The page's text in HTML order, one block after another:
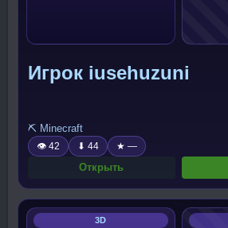
Игрок iusehuzuni
⛏️ Minecraft
👁 42 ⬇ 44 ★ —
Открыть
3D